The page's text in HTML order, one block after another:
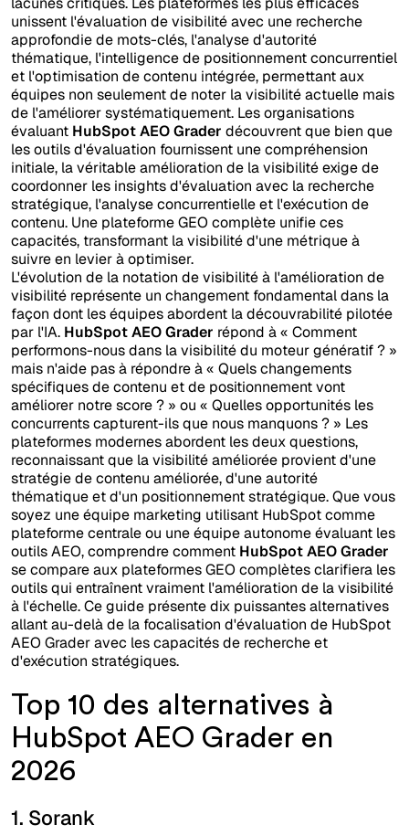
unissent l'évaluation de visibilité avec une recherche
approfondie de mots-clés, l'analyse d'autorité
thématique, l'intelligence de positionnement concurrentiel
et l'optimisation de contenu intégrée, permettant aux
équipes non seulement de noter la visibilité actuelle mais
de l'améliorer systématiquement. Les organisations
évaluant HubSpot AEO Grader découvrent que bien que
les outils d'évaluation fournissent une compréhension
initiale, la véritable amélioration de la visibilité exige de
coordonner les insights d'évaluation avec la recherche
stratégique, l'analyse concurrentielle et l'exécution de
contenu. Une plateforme GEO complète unifie ces
capacités, transformant la visibilité d'une métrique à
suivre en levier à optimiser.
L'évolution de la notation de visibilité à l'amélioration de
visibilité représente un changement fondamental dans la
façon dont les équipes abordent la découvrabilité pilotée
par l'IA. HubSpot AEO Grader répond à « Comment
performons-nous dans la visibilité du moteur génératif ? »
mais n'aide pas à répondre à « Quels changements
spécifiques de contenu et de positionnement vont
améliorer notre score ? » ou « Quelles opportunités les
concurrents capturent-ils que nous manquons ? » Les
plateformes modernes abordent les deux questions,
reconnaissant que la visibilité améliorée provient d'une
stratégie de contenu améliorée, d'une autorité
thématique et d'un positionnement stratégique. Que vous
soyez une équipe marketing utilisant HubSpot comme
plateforme centrale ou une équipe autonome évaluant les
outils AEO, comprendre comment HubSpot AEO Grader
se compare aux plateformes GEO complètes clarifiera les
outils qui entraînent vraiment l'amélioration de la visibilité
à l'échelle. Ce guide présente dix puissantes alternatives
allant au-delà de la focalisation d'évaluation de HubSpot
AEO Grader avec les capacités de recherche et
d'exécution stratégiques.
Top 10 des alternatives à
HubSpot AEO Grader en
2026
1. Sorank